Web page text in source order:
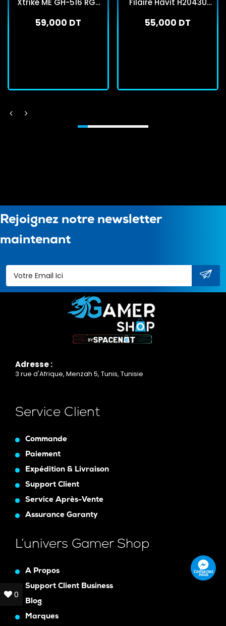
Xtrike ME GH-516 RGB
59,000 DT
Filaire Havit H2043U
55,000 DT
Rejoignez notre newsletter
maintenant
Adresse :
3 rue d'Afrique, Menzah 5, Tunis, Tunisie
Service Client
Commande
Paiement
Expédition & Livraison
Support Client
Service Après-Vente
Assurance Garanty
L’univers Gamer Shop
A Propos
Support Client Business
Blog
Marques
Contactez
nous
0
0